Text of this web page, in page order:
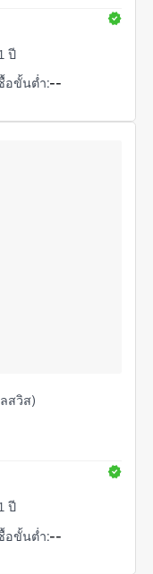
ปี
อขั้นต่ำ:--
ลสวิส)
ปี
อขั้นต่ำ:--